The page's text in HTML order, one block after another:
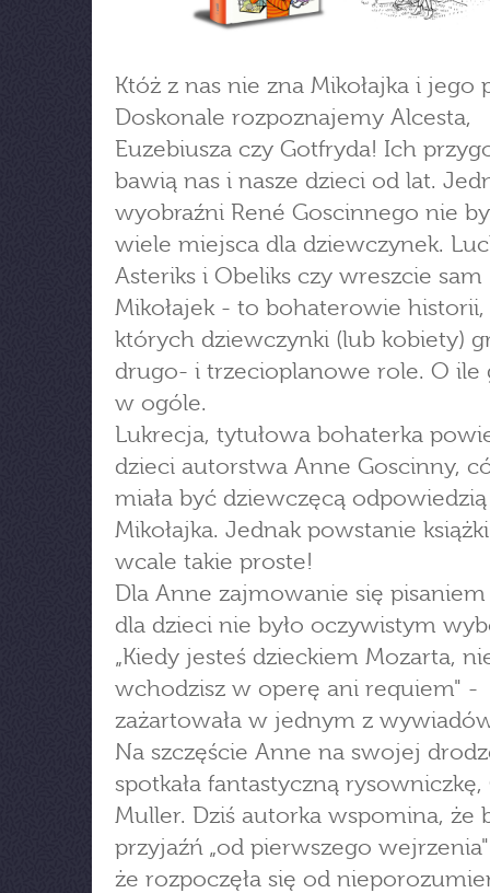
Któż z nas nie zna Mikołajka i jego
Doskonale rozpoznajemy Alcesta,
Euzebiusza czy Gotfryda! Ich
bawią nas i nasze dzieci od lat.
wyobraźni René Goscinnego nie
wiele miejsca dla dziewczynek.
Asteriks i Obeliks czy wreszcie sam
Mikołajek - to bohaterowie
których dziewczynki (lub kobiety)
drugo- i trzecioplanowe role. O ile
w ogóle.
Lukrecja, tytułowa bohaterka
dzieci autorstwa Anne Goscinny,
miała być dziewczęcą
Mikołajka. Jednak powstanie
wcale takie proste!
Dla Anne zajmowanie się pisaniem
dla dzieci nie było oczywistym
„Kiedy jesteś dzieckiem Mozarta,
wchodzisz w operę ani requiem" -
zażartowała w jednym z
Na szczęście Anne na swojej
spotkała fantastyczną rysowniczkę,
Muller. Dziś autorka wspomina, że
przyjaźń „od pierwszego
że rozpoczęła się od